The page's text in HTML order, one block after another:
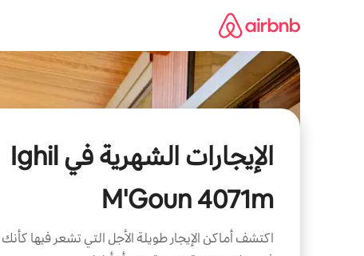
الإيجارات الشهرية في Ighil
M'Goun 4071m
اكتشف أماكن الإيجار طويلة الأجل التي تشعر فيها كأنك